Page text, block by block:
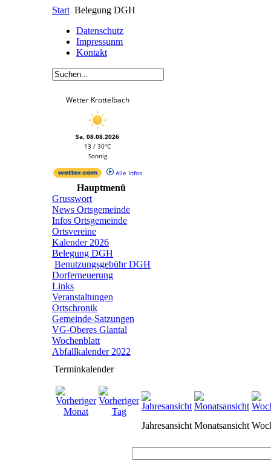
Start Belegung DGH
Datenschutz
Impressunm
Kontakt
Wetter Krottelbach
Sa, 08.08.2026
13 / 30°C
Sonnig
Alle Infos
Hauptmenü
Grusswort
News Ortsgemeinde
Infos Ortsgemeinde
Ortsvereine
Kalender 2026
Belegung DGH
Benutzungsgebühr DGH
Dorferneuerung
Links
Veranstaltungen
Ortschronik
Gemeinde-Satzungen
VG-Oberes Glantal
Wochenblatt
Abfallkalender 2022
Terminkalender
Jahresansicht Monatsansicht